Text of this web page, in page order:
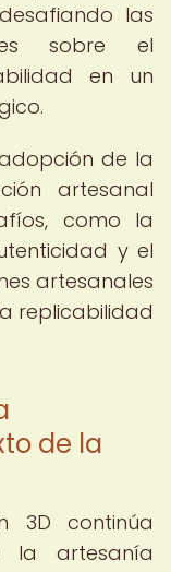
las
sobre el
en un
de la
artesanal
como la
y el
artesanales
replicabilidad
de la
3D continúa
la artesanía